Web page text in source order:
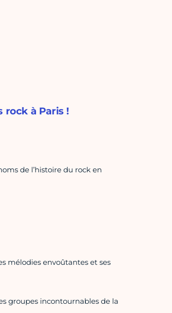
rock à Paris !
de l’histoire du rock en
mélodies envoûtantes et ses
groupes incontournables de la